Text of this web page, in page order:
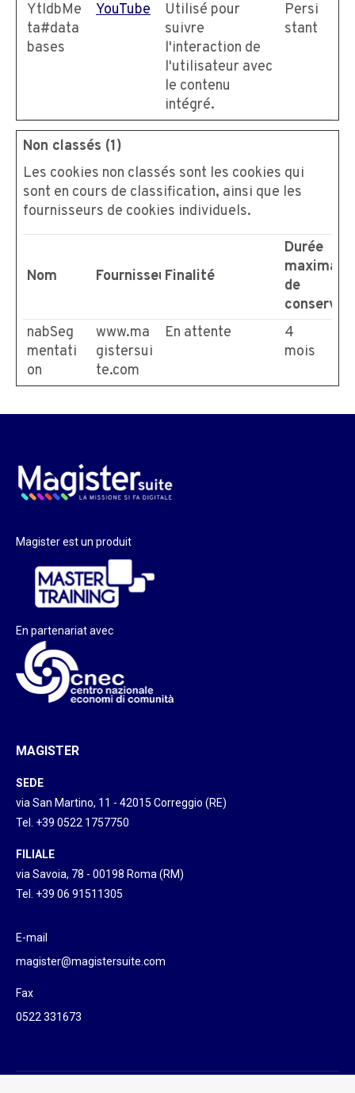
YtIdbMe
ta#data
bases
YouTube
Utilisé pour
suivre
l'interaction de
l'utilisateur avec
le contenu
intégré.
Persi
stant
Non classés (1)
Les cookies non classés sont les cookies qui
sont en cours de classification, ainsi que les
fournisseurs de cookies individuels.
Nom FournisseurFinalité
Durée
maximale
de
nabSeg
mentati
on
www.ma
gistersui
te.com
En attente
4
mois
Magister est un produit
En partenariat avec
MAGISTER
SEDE
via San Martino, 11 - 42015 Correggio (RE)
Tel. +39 0522 1757750
FILIALE
via Savoia, 78 - 00198 Roma (RM)
Tel. +39 06 91511305
E-mail
magister@magistersuite.com
Fax
0522 331673